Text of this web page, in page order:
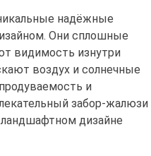
надёжные
Они сплошные
видимость изнутри
воздух и солнечные
и
забор-жалюзи
дизайне